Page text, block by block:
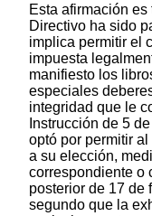
Esta afirmación
Directivo ha sido
implica permitir el
impuesta
manifiesto los
especiales
integridad que le
Instrucción de 5
optó por permitir
a su elección,
correspondiente o
posterior de 17 de
segundo que la